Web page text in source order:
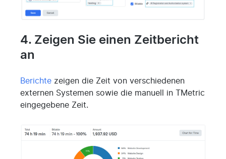
4. Zeigen Sie einen Zeitbericht
an
Berichte zeigen die Zeit von verschiedenen
externen Systemen sowie die manuell in TMetric
eingegebene Zeit.